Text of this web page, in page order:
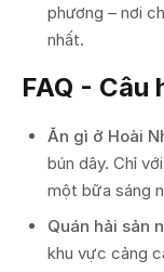
phương – nơi
nhất.
FAQ - Câu
Ăn gì ở Hoài
bún dây. Chỉ
một bữa sáng
Quán hải sản
khu vực cảng